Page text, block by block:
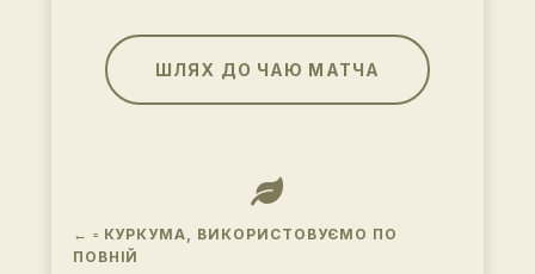
ШЛЯХ ДО ЧАЮ МАТЧА

← ▫ КУРКУМА, ВИКОРИСТОВУЄМО ПО
ПОВНІЙ